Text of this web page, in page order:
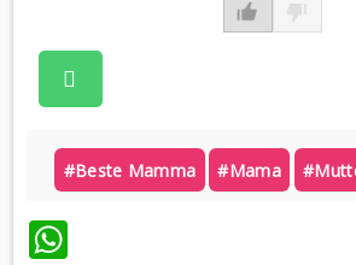
#beste Mamma #mama
WhatsApp